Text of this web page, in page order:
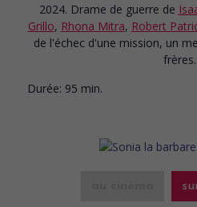
2024. Drame de guerre de
Grillo, Rhona Mitra, Robert
de l'échec d'une mission, un
frères.
Durée: 95 min.